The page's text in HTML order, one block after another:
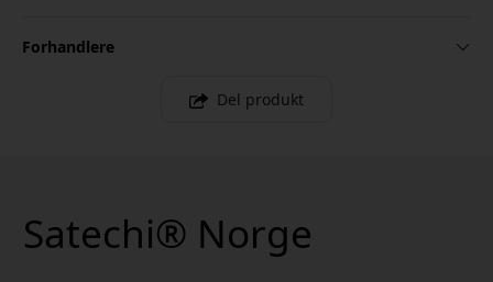
Forhandlere
Del produkt
Satechi® Norge